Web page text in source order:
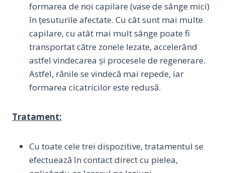
formarea de noi capilare (vase de sânge mici)
în țesuturile afectate. Cu cât sunt mai multe
capilare, cu atât mai mult sânge poate fi
transportat către zonele lezate, accelerând
astfel vindecarea și procesele de regenerare.
Astfel, rănile se vindecă mai repede, iar
formarea cicatricilor este redusă.
Tratament:
Cu toate cele trei dispozitive, tratamentul se
efectuează în contact direct cu pielea,